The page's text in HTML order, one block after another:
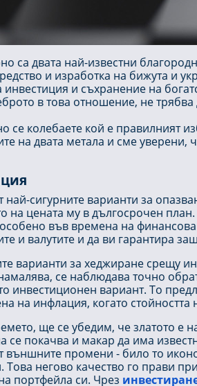
са двата най-известни
и изработка на бижута и
инвестиция и съхранение на
в това отношение, не
се колебаете кой е правилният
на двата метала и сме
най-сигурните варианти за
на цената му в дългосрочен
особено във времена на
и валутите и да ви гарантира
варианти за хеджиране срещу
се наблюдава точно
инвестиционен вариант. То
на инфлация, когато
ще се убедим, че златото е
се покачва и макар да има
външните промени - било то
негово качество го прави
портфейла си. Чрез